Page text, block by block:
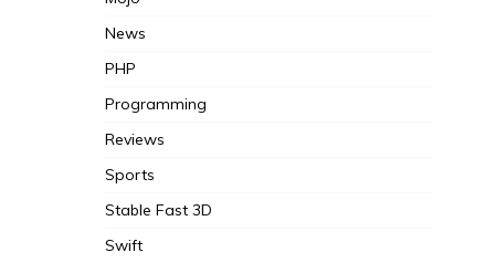
News
PHP
Programming
Reviews
Sports
Stable Fast 3D
Swift